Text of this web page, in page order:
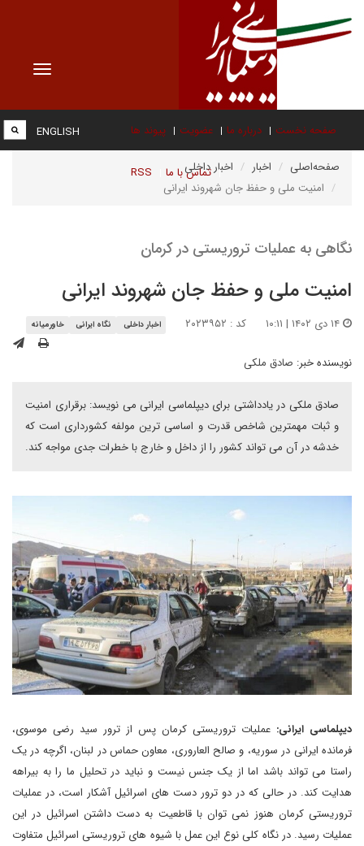
Toggle
صفحه نخست درباره ما عضویت پیوند ها
تماس با ما RSS
ENGLISH
صفحه‌اصلی اخبار
اخبار داخلی
امنیت ملی و حفظ جان شهروند ایرانی
نگاهی به عملیات تروریستی در کرمان
امنیت ملی و حفظ جان شهروند ایرانی
کد : ۲۰۲۳۹۵۲ اخبار داخلی نگاه ایرانی خاورمیانه
نویسنده خبر: صادق ملکی
صادق ملکی در یادداشتی برای دیپلماسی ایرانی می نویسد: برقراری امنیت
و ثبات مهمترین شاخص قدرت و اساسی ترین مولفه کشورداری است که
خدشه در آن می تواند کشور را از داخل و خارج با خطرات جدی مواجه کند.
دیپلماسی ایرانی: عملیات تروریستی کرمان پس از ترور سید رضی موسوی،
فرمانده ایرانی در سوریه، و صالح العاروری، معاون حماس در لبنان، اگرچه در یک
راستا می تواند باشد اما از یک جنس نیست و نباید در تحلیل ما را به بیراهه
هدایت کند. در حالی که در دو ترور دست های اسرائیل آشکار است، در عملیات
تروریستی کرمان هنوز نمی توان با قاطعیت به دست داشتن اسرائیل در این
عملیات رسید. در نگاه کلی نوع این عمل با شیوه های تروریستی اسرائیل متفاوت